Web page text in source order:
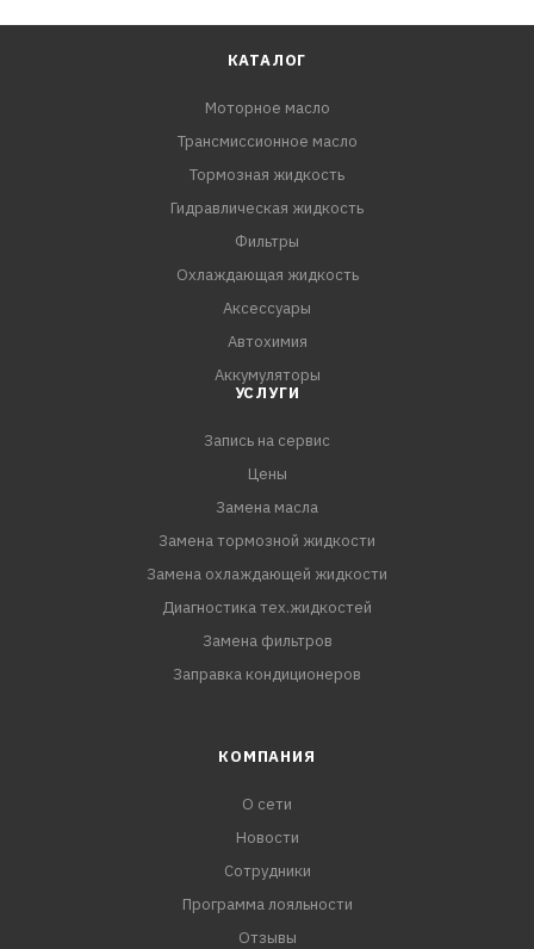
КАТАЛОГ
Моторное масло
Трансмиссионное масло
Тормозная жидкость
Гидравлическая жидкость
Фильтры
Охлаждающая жидкость
Аксессуары
Автохимия
Аккумуляторы
УСЛУГИ
Запись на сервис
Цены
Замена масла
Замена тормозной жидкости
Замена охлаждающей жидкости
Диагностика тех.жидкостей
Замена фильтров
Заправка кондиционеров
КОМПАНИЯ
О сети
Новости
Сотрудники
Программа лояльности
Отзывы